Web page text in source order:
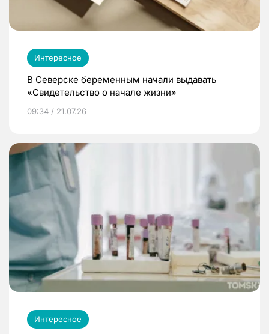
Интересное
В Северске беременным начали выдавать
«Свидетельство о начале жизни»
09:34 / 21.07.26
Интересное